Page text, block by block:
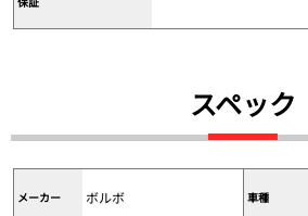
スペック
メーカー ボルボ 車種